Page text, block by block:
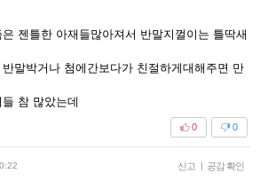
젠틀한 아재들많아져서 반말지껄이는 틀딱새
말박거나 첨에간보다가 친절하게대해주면 만
참 많았는데
0
0
신고 | 공감 확인